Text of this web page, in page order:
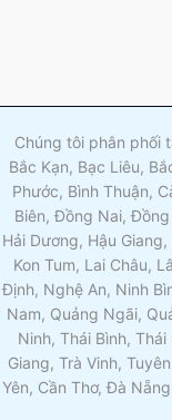
Chúng tôi phân phối
Bắc Kạn, Bạc Liêu,
Phước, Bình Thuận,
Biên, Đồng Nai,
Hải Dương, Hậu
Kon Tum, Lai Châu,
Định, Nghệ An, Ninh
Nam, Quảng Ngãi,
Ninh, Thái Bình,
Giang, Trà Vinh,
Yên, Cần Thơ, Đà